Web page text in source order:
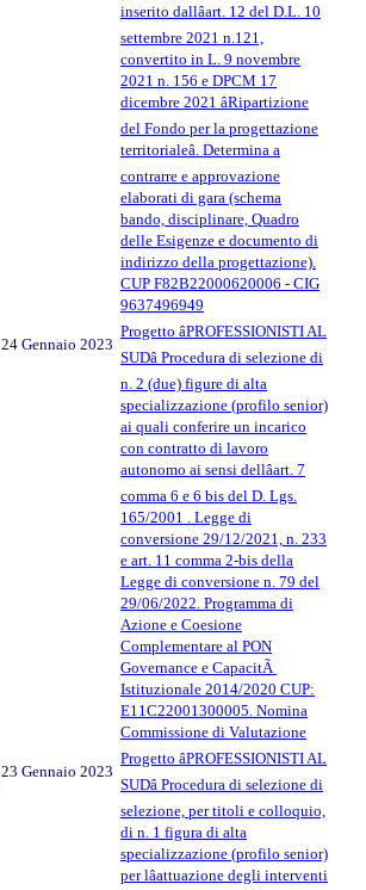
inserito dallâart. 12 del D.L. 10
settembre 2021 n.121,
convertito in L. 9 novembre
2021 n. 156 e DPCM 17
dicembre 2021 âRipartizione
del Fondo per la progettazione
territorialeâ. Determina a
contrarre e approvazione
elaborati di gara (schema
bando, disciplinare, Quadro
delle Esigenze e documento di
indirizzo della progettazione).
CUP F82B22000620006 - CIG
9637496949
24 Gennaio 2023
Progetto âPROFESSIONISTI AL
SUDâ Procedura di selezione di
n. 2 (due) figure di alta
specializzazione (profilo senior)
ai quali conferire un incarico
con contratto di lavoro
autonomo ai sensi dellâart. 7
comma 6 e 6 bis del D. Lgs.
165/2001 . Legge di
conversione 29/12/2021, n. 233
e art. 11 comma 2-bis della
Legge di conversione n. 79 del
29/06/2022. Programma di
Azione e Coesione
Complementare al PON
Governance e CapacitÃ
Istituzionale 2014/2020 CUP:
E11C22001300005. Nomina
Commissione di Valutazione
23 Gennaio 2023
Progetto âPROFESSIONISTI AL
SUDâ Procedura di selezione di
selezione, per titoli e colloquio,
di n. 1 figura di alta
specializzazione (profilo senior)
per lâattuazione degli interventi